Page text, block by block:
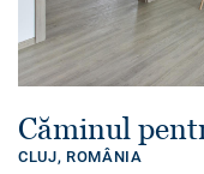
Căminul
CLUJ, ROMÂNIA